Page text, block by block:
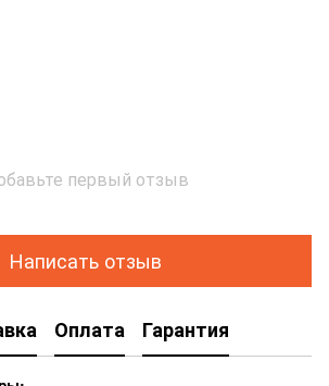
первый отзыв
Написать отзыв
Оплата Гарантия